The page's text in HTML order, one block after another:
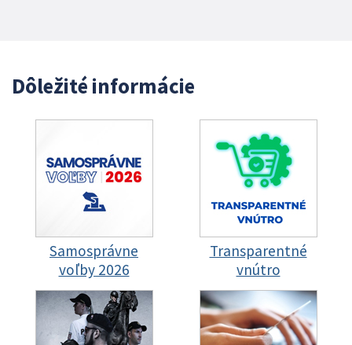
Dôležité informácie
Samosprávne
voľby 2026
Transparentné
vnútro